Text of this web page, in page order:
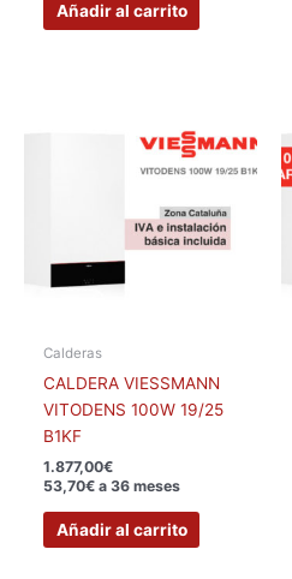
Añadir al carrito
Calderas
CALDERA VIESSMANN
VITODENS 100W 19/25
B1KF
1.877,00€
53,70€ a 36 meses
Añadir al carrito